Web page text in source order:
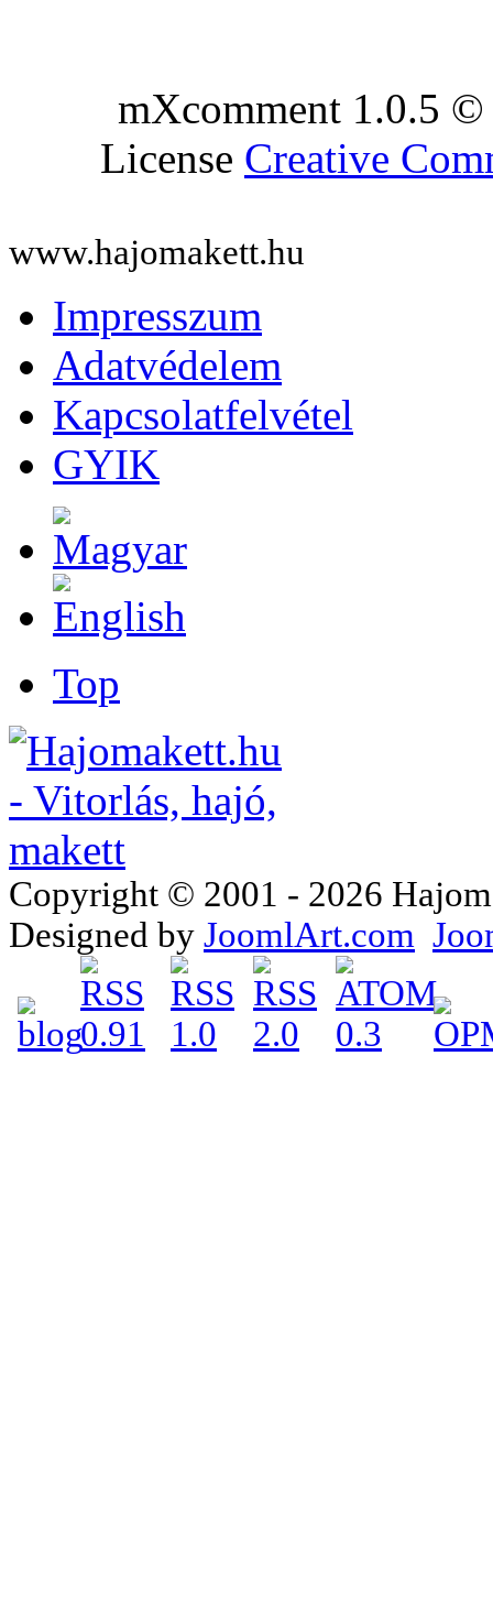
mXcomment 1.0.5
License Creative
www.hajomakett.hu
Impresszum
Adatvédelem
Kapcsolatfelvétel
GYIK
Top
Copyright © 2001 - 2026
Designed by JoomlArt.com